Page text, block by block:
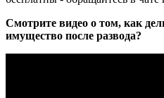
Смотрите видео о том, как
имущество после развода?